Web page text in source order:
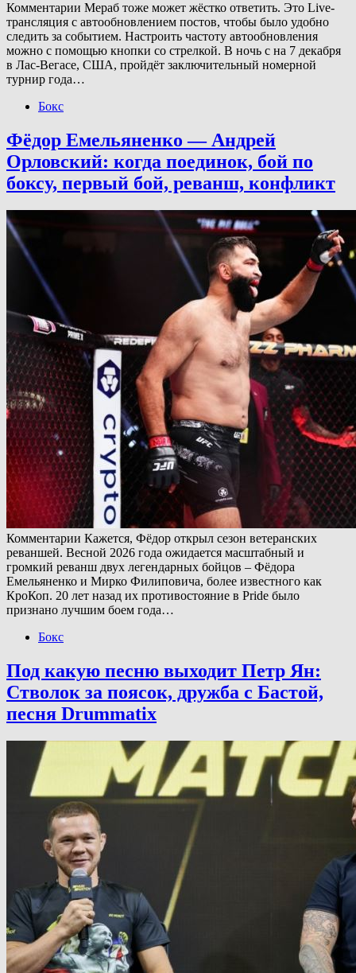
Комментарии Мераб тоже может жёстко ответить. Это Live-
трансляция с автообновлением постов, чтобы было удобно
следить за событием. Настроить частоту автообновления
можно с помощью кнопки со стрелкой. В ночь с на 7 декабря
в Лас-Вегасе, США, пройдёт заключительный номерной
турнир года…
Бокс
Фёдор Емельяненко — Андрей
Орловский: когда поединок, бой по
боксу, первый бой, реванш, конфликт
Комментарии Кажется, Фёдор открыл сезон ветеранских
реваншей. Весной 2026 года ожидается масштабный и
громкий реванш двух легендарных бойцов – Фёдора
Емельяненко и Мирко Филиповича, более известного как
КроКоп. 20 лет назад их противостояние в Pride было
признано лучшим боем года…
Бокс
Под какую песню выходит Петр Ян:
Стволок за поясок, дружба с Бастой,
песня Drummatix